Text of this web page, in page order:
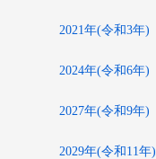
2021年(令和3年)
2024年(令和6年)
2027年(令和9年)
2029年(令和11年)